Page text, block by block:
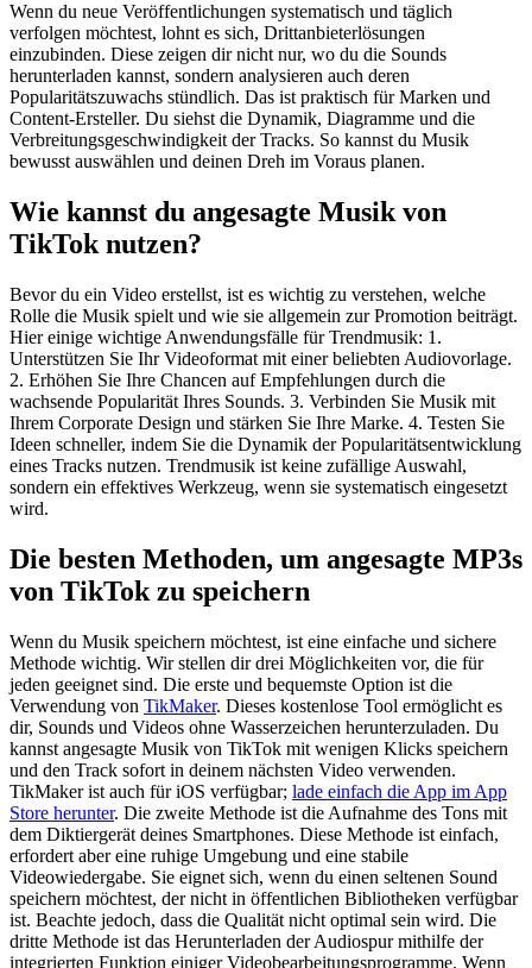
Wenn du neue Veröffentlichungen systematisch und täglich
verfolgen möchtest, lohnt es sich, Drittanbieterlösungen
einzubinden. Diese zeigen dir nicht nur, wo du die Sounds
herunterladen kannst, sondern analysieren auch deren
Popularitätszuwachs stündlich. Das ist praktisch für Marken und
Content-Ersteller. Du siehst die Dynamik, Diagramme und die
Verbreitungsgeschwindigkeit der Tracks. So kannst du Musik
bewusst auswählen und deinen Dreh im Voraus planen.
Wie kannst du angesagte Musik von
TikTok nutzen?
Bevor du ein Video erstellst, ist es wichtig zu verstehen, welche
Rolle die Musik spielt und wie sie allgemein zur Promotion beiträgt.
Hier einige wichtige Anwendungsfälle für Trendmusik: 1.
Unterstützen Sie Ihr Videoformat mit einer beliebten Audiovorlage.
2. Erhöhen Sie Ihre Chancen auf Empfehlungen durch die
wachsende Popularität Ihres Sounds. 3. Verbinden Sie Musik mit
Ihrem Corporate Design und stärken Sie Ihre Marke. 4. Testen Sie
Ideen schneller, indem Sie die Dynamik der Popularitätsentwicklung
eines Tracks nutzen. Trendmusik ist keine zufällige Auswahl,
sondern ein effektives Werkzeug, wenn sie systematisch eingesetzt
wird.
Die besten Methoden, um angesagte MP3s
von TikTok zu speichern
Wenn du Musik speichern möchtest, ist eine einfache und sichere
Methode wichtig. Wir stellen dir drei Möglichkeiten vor, die für
jeden geeignet sind. Die erste und bequemste Option ist die
Verwendung von TikMaker. Dieses kostenlose Tool ermöglicht es
dir, Sounds und Videos ohne Wasserzeichen herunterzuladen. Du
kannst angesagte Musik von TikTok mit wenigen Klicks speichern
und den Track sofort in deinem nächsten Video verwenden.
TikMaker ist auch für iOS verfügbar; lade einfach die App im App
Store herunter. Die zweite Methode ist die Aufnahme des Tons mit
dem Diktiergerät deines Smartphones. Diese Methode ist einfach,
erfordert aber eine ruhige Umgebung und eine stabile
Videowiedergabe. Sie eignet sich, wenn du einen seltenen Sound
speichern möchtest, der nicht in öffentlichen Bibliotheken verfügbar
ist. Beachte jedoch, dass die Qualität nicht optimal sein wird. Die
dritte Methode ist das Herunterladen der Audiospur mithilfe der
integrierten Funktion einiger Videobearbeitungsprogramme. Wenn